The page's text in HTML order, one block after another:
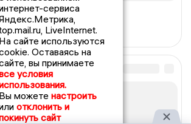
сервиса
LiveInternet.
На сайте используются
Оставаясь на
вы принимаете
условия
Вы можете настроить
отклонить и
сайт